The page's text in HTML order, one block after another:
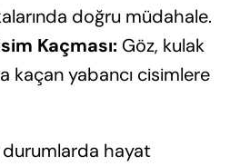
doğru müdahale.
Kaçması:Göz, kulak
kaçan yabancı cisimlere
hayat